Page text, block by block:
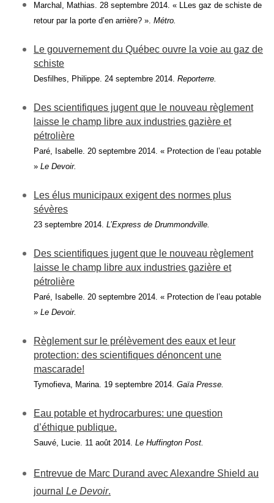
Marchal, Mathias. 28 septembre 2014. « LLes gaz de schiste de
retour par la porte d’en arrière? ». Métro.
Le gouvernement du Québec ouvre la voie au gaz de
schiste
Desfilhes, Philippe. 24 septembre 2014. Reporterre.
Des scientifiques jugent que le nouveau règlement
laisse le champ libre aux industries gazière et
pétrolière
Paré, Isabelle. 20 septembre 2014. « Protection de l’eau potable
» Le Devoir.
Les élus municipaux exigent des normes plus
sévères
23 septembre 2014. L’Express de Drummondville.
Des scientifiques jugent que le nouveau règlement
laisse le champ libre aux industries gazière et
pétrolière
Paré, Isabelle. 20 septembre 2014. « Protection de l’eau potable
» Le Devoir.
Règlement sur le prélèvement des eaux et leur
protection: des scientifiques dénoncent une
mascarade!
Tymofieva, Marina. 19 septembre 2014. Gaïa Presse.
Eau potable et hydrocarbures: une question
d’éthique publique.
Sauvé, Lucie. 11 août 2014. Le Huffington Post.
Entrevue de Marc Durand avec Alexandre Shield au
journal Le Devoir.